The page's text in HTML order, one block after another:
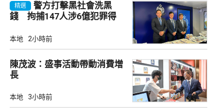
精選
警方打擊黑社會洗黑
錢 拘捕147人涉6億犯罪得
本地 2小時前
陳茂波：盛事活動帶動消費增
長
本地 3小時前